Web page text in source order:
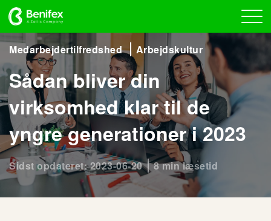
Medarbejdertilfredshed Arbejdskultur
Sådan bliver din
virksomhed klar til de
yngre generationer i 2023
Sidst opdateret: 2023-06-20 8 min læsetid